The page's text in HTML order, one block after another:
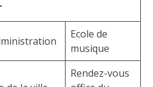
Ecole de
musique
Rendez-vous